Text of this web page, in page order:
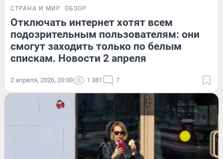
СТРАНА И МИР ОБЗОР
Отключать интернет хотят всем
подозрительным пользователям: они
смогут заходить только по белым
спискам. Новости 2 апреля
2 апреля, 2026, 20:00 1 381 7